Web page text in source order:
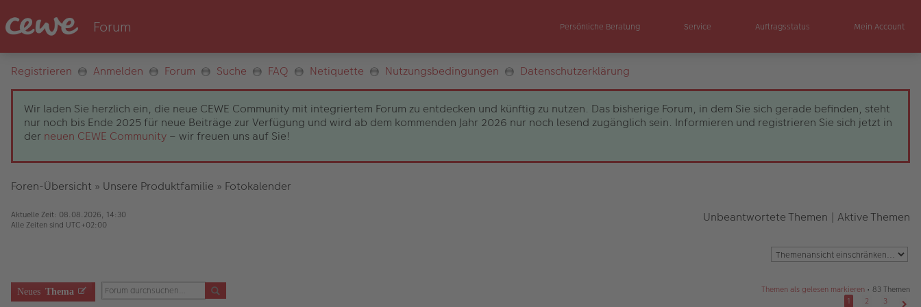
Persönliche Beratung Service Auftragsstatus Mein Account
Registrieren Anmelden Forum Suche FAQ Netiquette Nutzungsbedingungen Datenschutzerklärung
Wir laden Sie herzlich ein, die neue CEWE Community mit integriertem Forum zu entdecken und künftig zu nutzen. Das bisherige Forum, in dem Sie sich gerade befinden, steht
nur noch bis Ende 2025 für neue Beiträge zur Verfügung und wird ab dem kommenden Jahr 2026 nur noch lesend zugänglich sein. Informieren und registrieren Sie sich jetzt in
der neuen CEWE Community – wir freuen uns auf Sie!
Foren-Übersicht » Unsere Produktfamilie » Fotokalender
Aktuelle Zeit: 08.08.2026, 14:30
Alle Zeiten sind UTC+02:00 Unbeantwortete Themen | Aktive Themen
Neues Thema Themen als gelesen markieren • 83 Themen
1
2 3